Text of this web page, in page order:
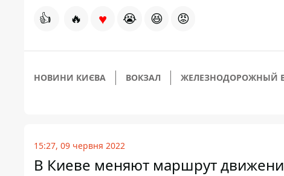
👍 🔥 ♥ 😭 😆 😡
НОВИНИ КИЄВА ВОКЗАЛ ЖЕЛЕЗНОДОРОЖНЫЙ
15:27, 09 червня 2022
В Киеве меняют маршрут